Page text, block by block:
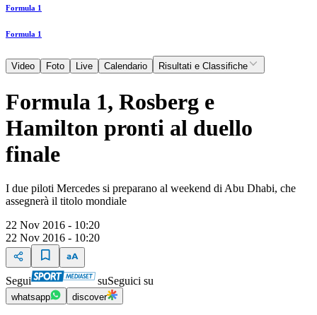
Formula 1
Formula 1
Video Foto Live Calendario Risultati e Classifiche
Formula 1, Rosberg e
Hamilton pronti al duello
finale
I due piloti Mercedes si preparano al weekend di Abu Dhabi, che
assegnerà il titolo mondiale
22 Nov 2016 - 10:20
22 Nov 2016 - 10:20
Segui suSeguici su
whatsapp discover